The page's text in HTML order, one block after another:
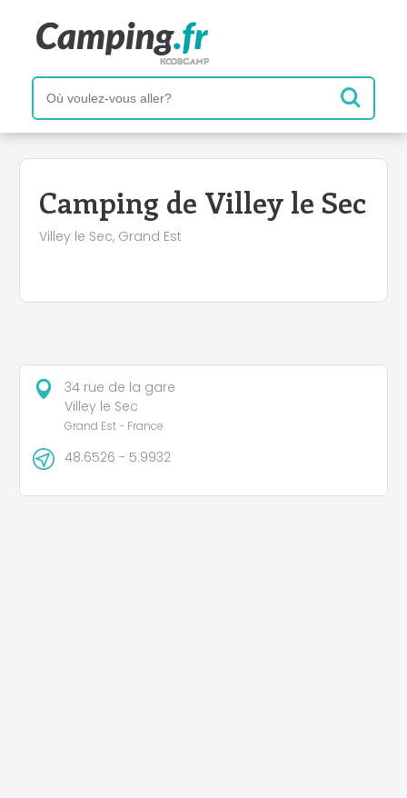
Camping de Villey le Sec
Villey le Sec, Grand Est
+
−
34 rue de la gare
Villey le Sec
Grand Est - France
48.6526 - 5.9932